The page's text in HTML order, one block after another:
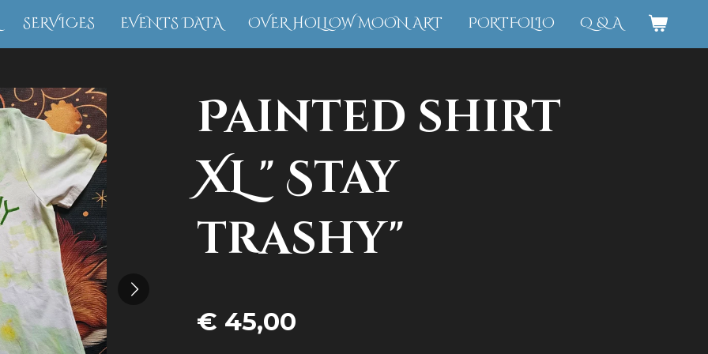
SERVICES EVENTS DATA OVER HOLLOW MOON ART PORTFOLIO Q & A
Painted shirt
XL " Stay
trashy"
€ 45,00